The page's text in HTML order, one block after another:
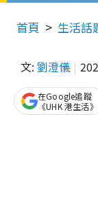
首頁 生活話
文: 劉澄儀
在Google追蹤
《UHK 港生活》